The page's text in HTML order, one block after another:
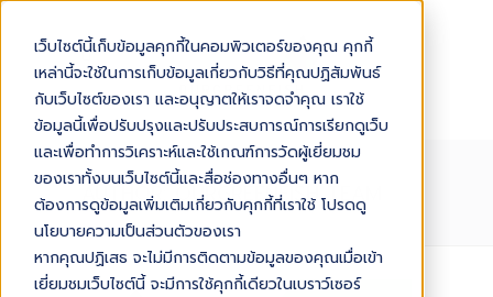
เว็บไซต์นี้เก็บข้อมูลคุกกี้ในคอมพิวเตอร์ของคุณ คุกกี้
เหล่านี้จะใช้ในการเก็บข้อมูลเกี่ยวกับวิธีที่คุณปฏิสัมพันธ์
กับเว็บไซต์ของเรา และอนุญาตให้เราจดจำคุณ เราใช้
ข้อมูลนี้เพื่อปรับปรุงและปรับประสบการณ์การเรียกดูเว็บ
และเพื่อทำการวิเคราะห์และใช้เกณฑ์การวัดผู้เยี่ยมชม
ของเราทั้งบนเว็บไซต์นี้และสื่อช่องทางอื่นๆ หาก
ต้องการดูข้อมูลเพิ่มเติมเกี่ยวกับคุกกี้ที่เราใช้ โปรดดู
นโยบายความเป็นส่วนตัวของเรา
หากคุณปฏิเสธ จะไม่มีการติดตามข้อมูลของคุณเมื่อเข้า
เยี่ยมชมเว็บไซต์นี้ จะมีการใช้คุกกี้เดียวในเบราว์เซอร์
AUTHOR: OURGREENFISH TEAM